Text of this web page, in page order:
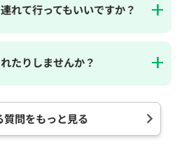
れて行ってもいいですか？
たりしませんか？
質問をもっと見る